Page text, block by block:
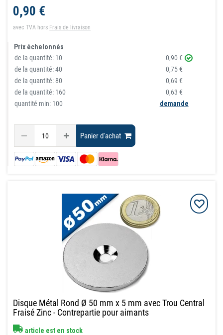
0,90 €
avec TVA hors Frais de livraison
Prix échelonnés
de la quantité: 10
0,90 €
de la quantité:40
0,75 €
de la quantité: 80
0,69 €
de la quantité: 160
0,63 €
quantité min: 100
demande
Panier d'achat
Disque Métal Rond Ø 50 mm x 5 mm avec Trou Central
Fraisé Zinc - Contrepartie pour aimants
article est en stock